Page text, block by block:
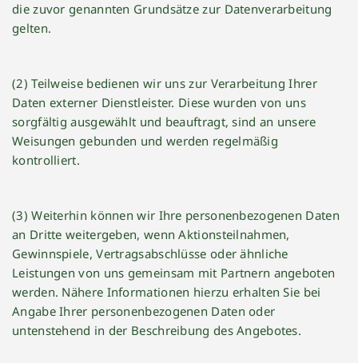
die zuvor genannten Grundsätze zur Datenverarbeitung
gelten.
(2) Teilweise bedienen wir uns zur Verarbeitung Ihrer
Daten externer Dienstleister. Diese wurden von uns
sorgfältig ausgewählt und beauftragt, sind an unsere
Weisungen gebunden und werden regelmäßig
kontrolliert.
(3) Weiterhin können wir Ihre personenbezogenen Daten
an Dritte weitergeben, wenn Aktionsteilnahmen,
Gewinnspiele, Vertragsabschlüsse oder ähnliche
Leistungen von uns gemeinsam mit Partnern angeboten
werden. Nähere Informationen hierzu erhalten Sie bei
Angabe Ihrer personenbezogenen Daten oder
untenstehend in der Beschreibung des Angebotes.